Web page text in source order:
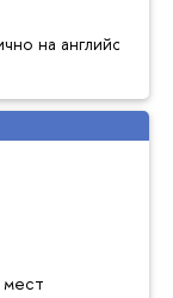
на английском
мест